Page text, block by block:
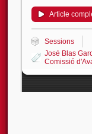
Article
Sessions
José Blas
Comissió